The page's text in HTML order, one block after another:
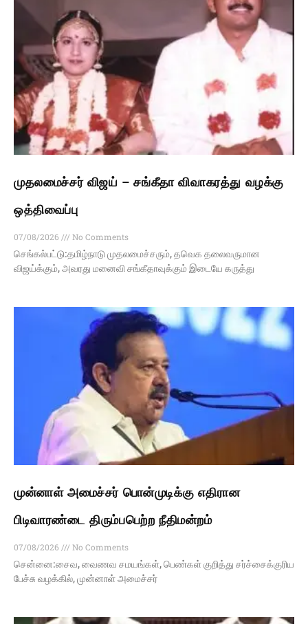
முதலமைச்சர் விஜய் – சங்கீதா விவாகரத்து வழக்கு
ஒத்திவைப்பு
07/08/2026
No Comments
செங்கல்பட்டு:தமிழ்நாடு முதலமைச்சரும், தவெக தலைவருமான
விஜய்க்கும், அவரது மனைவி சங்கீதாவுக்கும் இடையே கருத்து
முன்னாள் அமைச்சர் பொன்முடிக்கு எதிரான
பிடிவாரண்டை திரும்பபெற்ற நீதிமன்றம்
07/08/2026
No Comments
சென்னை:சைவ, வைணவ சமயங்கள், பெண்கள் குறித்து சர்ச்சைக்குரிய
பேச்சு வழக்கில், முன்னாள் அமைச்சர்